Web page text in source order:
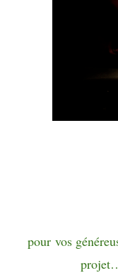
pour vos